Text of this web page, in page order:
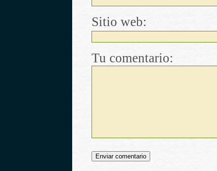
Sitio web:
Tu comentario: